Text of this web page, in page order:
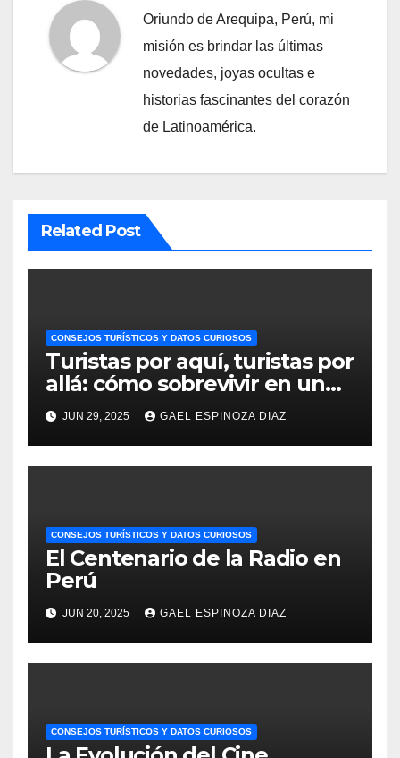
Oriundo de Arequipa, Perú, mi
misión es brindar las últimas
novedades, joyas ocultas e
historias fascinantes del corazón
de Latinoamérica.
Related Post
CONSEJOS TURÍSTICOS Y DATOS CURIOSOS
Turistas por aquí, turistas por
allá: cómo sobrevivir en un
Perú invadido
JUN 29, 2025 GAEL ESPINOZA DIAZ
CONSEJOS TURÍSTICOS Y DATOS CURIOSOS
El Centenario de la Radio en
Perú
JUN 20, 2025 GAEL ESPINOZA DIAZ
CONSEJOS TURÍSTICOS Y DATOS CURIOSOS